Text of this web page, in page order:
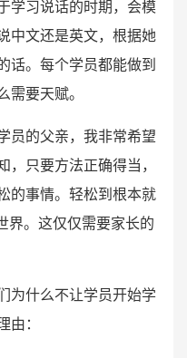
学习说话的时期，会模
中文还是英文，根据她
话。每个学员都能做到
需要天赋。
员的父亲，我非常希望
，只要方法正确得当，
的事情。轻松到根本就
界。这仅仅需要家长的
为什么不让学员开始学
由：